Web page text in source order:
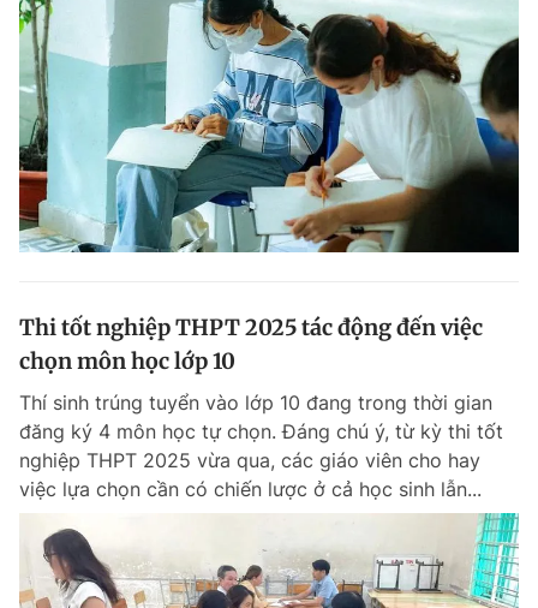
Thi tốt nghiệp THPT 2025 tác động đến việc
chọn môn học lớp 10
Thí sinh trúng tuyển vào lớp 10 đang trong thời gian
đăng ký 4 môn học tự chọn. Đáng chú ý, từ kỳ thi tốt
nghiệp THPT 2025 vừa qua, các giáo viên cho hay
việc lựa chọn cần có chiến lược ở cả học sinh lẫn...